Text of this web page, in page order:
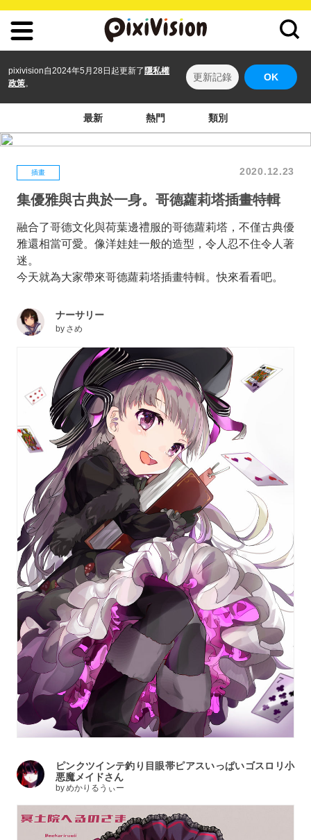
pixivision自2024年5月28日起更新了 隱私權
政策。
更新記錄 OK
最新 熱門 類別
插畫 2020.12.23
集優雅與古典於一身。哥德蘿莉塔插畫特輯
融合了哥德文化與荷葉邊禮服的哥德蘿莉塔，不僅古典優
雅還相當可愛。像洋娃娃一般的造型，令人忍不住令人著
迷。
今天就為大家帶來哥德蘿莉塔插畫特輯。快來看看吧。
ナーサリー
by さめ
ピンクツインテ釣り目眼帯ピアスいっぱいゴスロリ小
悪魔メイドさん
byめかりるうぃー